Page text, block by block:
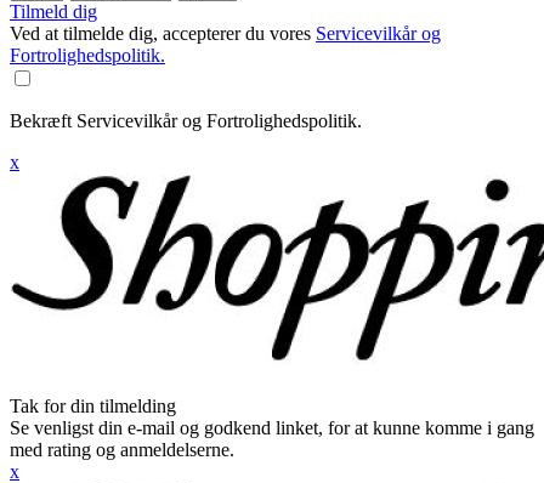
Tilmeld dig
Ved at tilmelde dig, accepterer du vores Servicevilkår og
Fortrolighedspolitik.
Bekræft Servicevilkår og Fortrolighedspolitik.
x
Tak for din tilmelding
Se venligst din e-mail og godkend linket, for at kunne komme i gang
med rating og anmeldelserne.
x